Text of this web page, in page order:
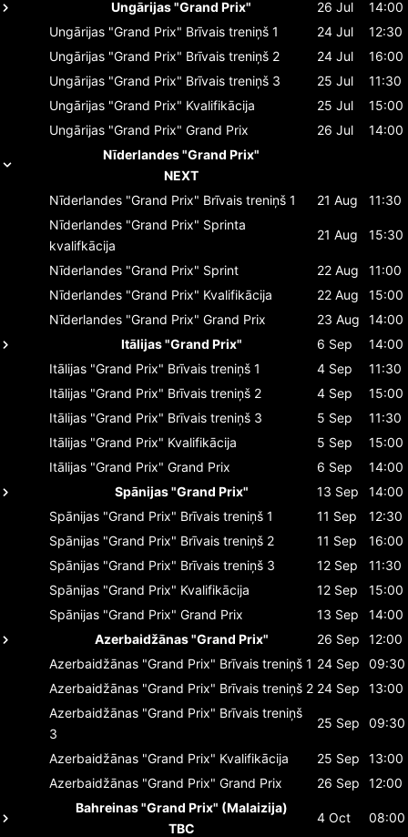
Ungārijas "Grand Prix" 26 Jul
14:00
Ungārijas "Grand Prix" Brīvais treniņš 1 24 Jul
12:30
Ungārijas "Grand Prix" Brīvais treniņš 2 24 Jul
16:00
Ungārijas "Grand Prix" Brīvais treniņš 3 25 Jul
11:30
Ungārijas "Grand Prix" Kvalifikācija 25 Jul
15:00
Ungārijas "Grand Prix" Grand Prix 26 Jul
14:00
Nīderlandes "Grand Prix"
NEXT
Nīderlandes "Grand Prix" Brīvais treniņš 1 21 Aug
11:30
Nīderlandes "Grand Prix" Sprinta
kvalifkācija
21 Aug 15:30
Nīderlandes "Grand Prix" Sprint 22 Aug
11:00
Nīderlandes "Grand Prix" Kvalifikācija 22 Aug
15:00
Nīderlandes "Grand Prix" Grand Prix 23 Aug
14:00
Itālijas "Grand Prix"
6 Sep
14:00
Itālijas "Grand Prix" Brīvais treniņš 1 4 Sep
11:30
Itālijas "Grand Prix" Brīvais treniņš 2 4 Sep
15:00
Itālijas "Grand Prix" Brīvais treniņš 3 5 Sep
11:30
Itālijas "Grand Prix" Kvalifikācija 5 Sep
15:00
Itālijas "Grand Prix" Grand Prix 6 Sep
14:00
Spānijas "Grand Prix"
13 Sep
14:00
Spānijas "Grand Prix" Brīvais treniņš 1 11 Sep
12:30
Spānijas "Grand Prix" Brīvais treniņš 2 11 Sep
16:00
Spānijas "Grand Prix" Brīvais treniņš 3 12 Sep
11:30
Spānijas "Grand Prix" Kvalifikācija 12 Sep
15:00
Spānijas "Grand Prix" Grand Prix 13 Sep
14:00
Azerbaidžānas "Grand Prix"
26 Sep
12:00
Azerbaidžānas "Grand Prix" Brīvais treniņš 1 24 Sep
09:30
Azerbaidžānas "Grand Prix" Brīvais treniņš 2 24 Sep
13:00
Azerbaidžānas "Grand Prix" Brīvais treniņš
3
25 Sep 09:30
Azerbaidžānas "Grand Prix" Kvalifikācija 25 Sep
13:00
Azerbaidžānas "Grand Prix" Grand Prix 26 Sep
12:00
Bahreinas "Grand Prix" (Malaizija)
TBC
4 Oct 08:00